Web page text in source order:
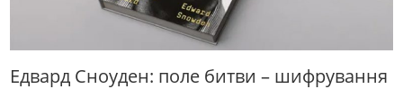
Едвард Сноуден: поле битви – шифрування